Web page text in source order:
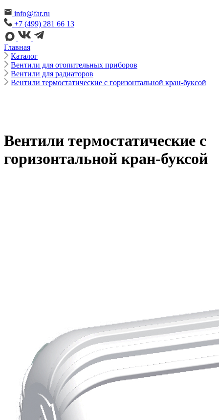
info@far.ru
+7 (499) 281 66 13
Главная
Каталог
Вентили для отопительных приборов
Вентили для радиаторов
Вентили термостатические с горизонтальной кран-буксой
Вентили термостатические с
горизонтальной кран-буксой